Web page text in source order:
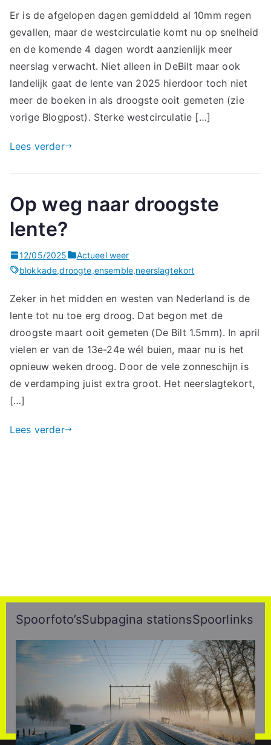
Er is de afgelopen dagen gemiddeld al 10mm regen
gevallen, maar de westcirculatie komt nu op snelheid
en de komende 4 dagen wordt aanzienlijk meer
neerslag verwacht. Niet alleen in DeBilt maar ook
landelijk gaat de lente van 2025 hierdoor toch niet
meer de boeken in als droogste ooit gemeten (zie
vorige Blogpost). Sterke westcirculatie […]
Lees verder
Op weg naar droogste
lente?
12/05/2025
Actueel weer
blokkade,droogte,ensemble,neerslagtekort
Zeker in het midden en westen van Nederland is de
lente tot nu toe erg droog. Dat begon met de
droogste maart ooit gemeten (De Bilt 1.5mm). In april
vielen er van de 13e-24e wél buien, maar nu is het
opnieuw weken droog. Door de vele zonneschijn is
de verdamping juist extra groot. Het neerslagtekort,
[…]
Lees verder
Spoorfoto’sSubpagina stationsSpoorlinks